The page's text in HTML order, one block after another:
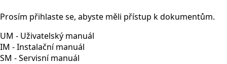
Prosím přihlaste se, abyste měli přístup k dokumentům.
UM - Uživatelský manuál
IM - Instalační manuál
SM - Servisní manuál